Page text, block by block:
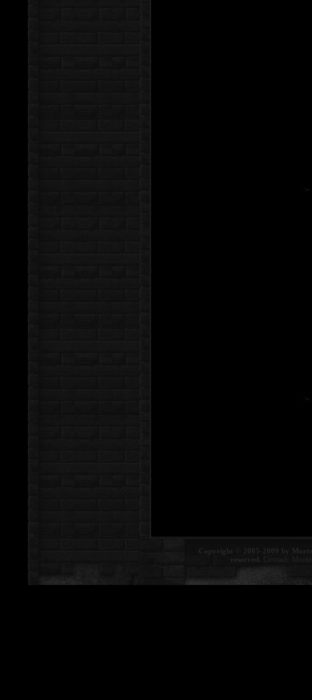
Copyright © 2005-2009 by
reserved. Contact: